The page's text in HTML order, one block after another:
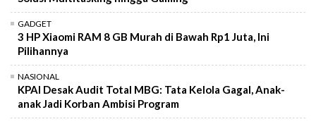
GADGET
3 HP Xiaomi RAM 8 GB Murah di Bawah Rp1 Juta, Ini
Pilihannya
NASIONAL
KPAI Desak Audit Total MBG: Tata Kelola Gagal, Anak-
anak Jadi Korban Ambisi Program